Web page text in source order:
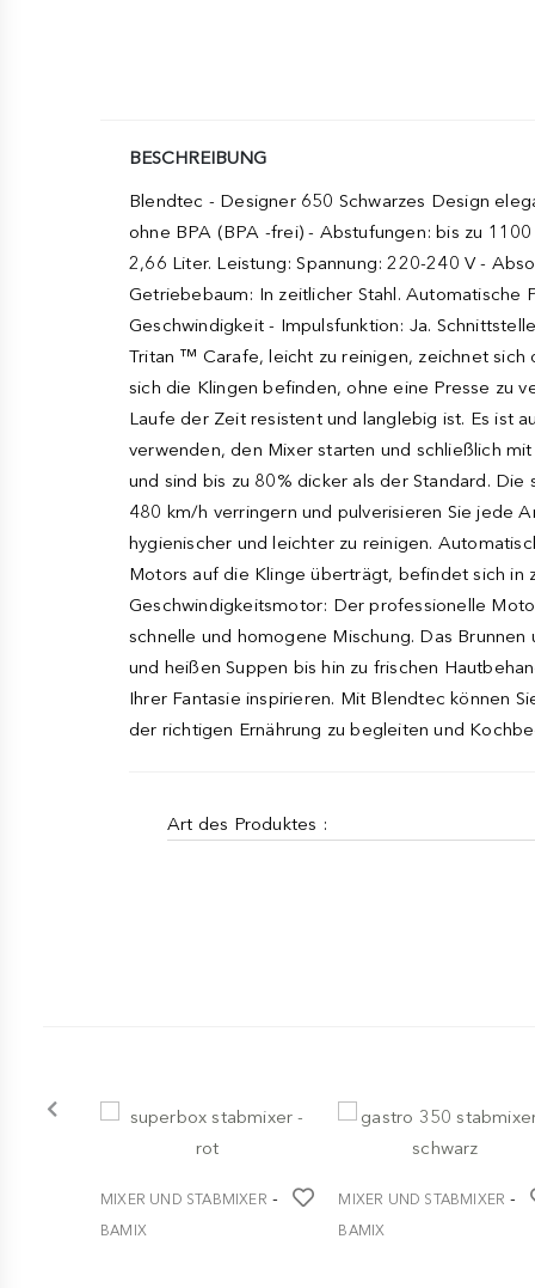
BESCHREIBUNG
Blendtec - Designer 650 Schwarzes Design
ohne BPA (BPA -frei) - Abstufungen: bis zu
2,66 Liter. Leistung: Spannung: 220-240 V -
Getriebebaum: In zeitlicher Stahl. Automatische
Geschwindigkeit - Impulsfunktion: Ja.
Tritan ™ Carafe, leicht zu reinigen, zeichnet
sich die Klingen befinden, ohne eine Presse zu
Laufe der Zeit resistent und langlebig ist. Es ist
verwenden, den Mixer starten und schließlich
und sind bis zu 80% dicker als der Standard.
480 km/h verringern und pulverisieren Sie jede
hygienischer und leichter zu reinigen.
Motors auf die Klinge überträgt, befindet sich in
Geschwindigkeitsmotor: Der professionelle
schnelle und homogene Mischung. Das
und heißen Suppen bis hin zu frischen
Ihrer Fantasie inspirieren. Mit Blendtec können
der richtigen Ernährung zu begleiten und
Art des Produktes :
MIXER UND STABMIXER -
BAMIX
MIXER UND STABMIXER -
BAMIX